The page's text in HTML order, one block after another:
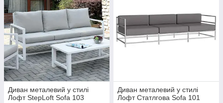
Диван металевий у стилі
Лофт StepLoft Sofa 103
Диван металевий у стилі
Лофт Статлгова Sofa 101